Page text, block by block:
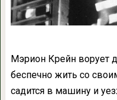
Мэрион Крейн ворует
беспечно жить со
садится в машину и